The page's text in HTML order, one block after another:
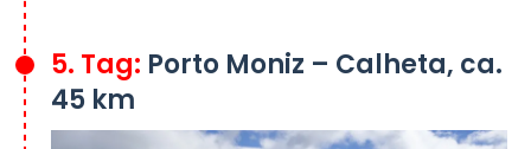
5. Tag: Porto Moniz – Calheta, ca.
45 km